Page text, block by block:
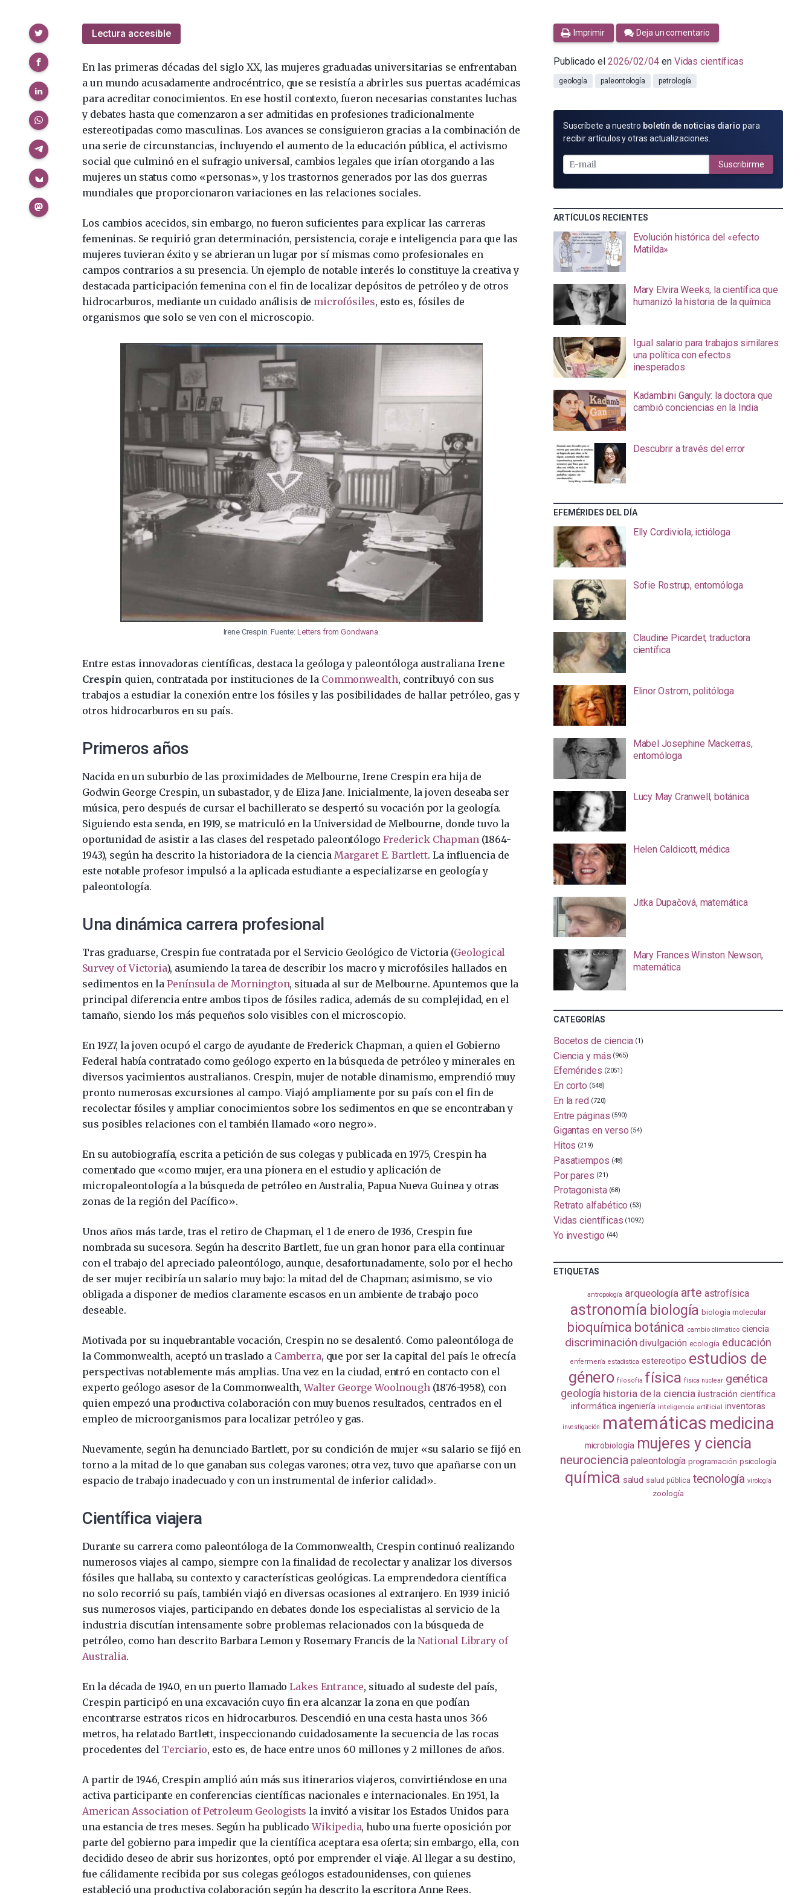
Lectura accesible
En las primeras décadas del siglo XX, las mujeres graduadas universitarias se enfrentaban
a un mundo acusadamente androcéntrico, que se resistía a abrirles sus puertas académicas
para acreditar conocimientos. En ese hostil contexto, fueron necesarias constantes luchas
y debates hasta que comenzaron a ser admitidas en profesiones tradicionalmente
estereotipadas como masculinas. Los avances se consiguieron gracias a la combinación de
una serie de circunstancias, incluyendo el aumento de la educación pública, el activismo
social que culminó en el sufragio universal, cambios legales que irían otorgando a las
mujeres un status como «personas», y los trastornos generados por las dos guerras
mundiales que proporcionaron variaciones en las relaciones sociales.
Los cambios acecidos, sin embargo, no fueron suficientes para explicar las carreras
femeninas. Se requirió gran determinación, persistencia, coraje e inteligencia para que las
mujeres tuvieran éxito y se abrieran un lugar por sí mismas como profesionales en
campos contrarios a su presencia. Un ejemplo de notable interés lo constituye la creativa y
destacada participación femenina con el fin de localizar depósitos de petróleo y de otros
hidrocarburos, mediante un cuidado análisis de microfósiles, esto es, fósiles de
organismos que solo se ven con el microscopio.
Irene Crespin. Fuente:Letters from Gondwana
Entre estas innovadoras científicas, destaca la geóloga y paleontóloga australiana Irene
Crespin quien, contratada por instituciones de la Commonwealth, contribuyó con sus
trabajos a estudiar la conexión entre los fósiles y las posibilidades de hallar petróleo, gas y
otros hidrocarburos en su país.
Primeros años
Nacida en un suburbio de las proximidades de Melbourne, Irene Crespin era hija de
Godwin George Crespin, un subastador, y de Eliza Jane. Inicialmente, la joven deseaba ser
música, pero después de cursar el bachillerato se despertó su vocación por la geología.
Siguiendo esta senda, en 1919, se matriculó en la Universidad de Melbourne, donde tuvo la
oportunidad de asistir a las clases del respetado paleontólogoFrederick Chapman (1864-
1943), según ha descrito la historiadora de la ciencia Margaret E. Bartlett. La influencia de
este notable profesor impulsó a la aplicada estudiante a especializarse en geología y
paleontología.
Una dinámica carrera profesional
Tras graduarse, Crespin fue contratada por el Servicio Geológico de Victoria (Geological
Survey of Victoria), asumiendo la tarea de describir los macro y microfósiles hallados en
sedimentos en laPenínsula de Mornington, situada al sur de Melbourne. Apuntemos que la
principal diferencia entre ambos tipos de fósiles radica, además de su complejidad, en el
tamaño, siendo los más pequeños solo visibles con el microscopio.
En 1927, la joven ocupó el cargo de ayudante de Frederick Chapman, a quien el Gobierno
Federal había contratado como geólogo experto en la búsqueda de petróleo y minerales en
diversos yacimientos australianos. Crespin, mujer de notable dinamismo, emprendió muy
pronto numerosas excursiones al campo. Viajó ampliamente por su país con el fin de
recolectar fósiles y ampliar conocimientos sobre los sedimentos en que se encontraban y
sus posibles relaciones con el también llamado «oro negro».
En su autobiografía, escrita a petición de sus colegas y publicada en 1975, Crespin ha
comentado que «como mujer, era una pionera en el estudio y aplicación de
micropaleontología a la búsqueda de petróleo en Australia, Papua Nueva Guinea y otras
zonas de la región del Pacífico».
Unos años más tarde, tras el retiro de Chapman, el 1 de enero de 1936, Crespin fue
nombrada su sucesora. Según ha descrito Bartlett, fue un gran honor para ella continuar
con el trabajo del apreciado paleontólogo, aunque, desafortunadamente, solo por el hecho
de ser mujer recibiría un salario muy bajo: la mitad del de Chapman; asimismo, se vio
obligada a disponer de medios claramente escasos en un ambiente de trabajo poco
deseable.
Motivada por su inquebrantable vocación, Crespin no se desalentó. Como paleontóloga de
la Commonwealth, aceptó un traslado a Camberra, que por ser la capital del país le ofrecía
perspectivas notablemente más amplias. Una vez en la ciudad, entró en contacto con el
experto geólogo asesor de la Commonwealth,Walter George Woolnough (1876-1958), con
quien empezó una productiva colaboración con muy buenos resultados, centrados en el
empleo de microorganismos para localizar petróleo y gas.
Nuevamente, según ha denunciado Bartlett, por su condición de mujer «su salario se fijó en
torno a la mitad de lo que ganaban sus colegas varones; otra vez, tuvo que apañarse con un
espacio de trabajo inadecuado y con un instrumental de inferior calidad».
Científica viajera
Durante su carrera como paleontóloga de la Commonwealth, Crespin continuó realizando
numerosos viajes al campo, siempre con la finalidad de recolectar y analizar los diversos
fósiles que hallaba, su contexto y características geológicas. La emprendedora científica
no solo recorrió su país, también viajó en diversas ocasiones al extranjero. En 1939 inició
sus numerosos viajes, participando en debates donde los especialistas al servicio de la
industria discutían intensamente sobre problemas relacionados con la búsqueda de
petróleo, como han descrito Barbara Lemon y Rosemary Francis de laNational Library of
Australia.
En la década de 1940, en un puerto llamadoLakes Entrance, situado al sudeste del país,
Crespin participó en una excavación cuyo fin era alcanzar la zona en que podían
encontrarse estratos ricos en hidrocarburos. Descendió en una cesta hasta unos 366
metros, ha relatado Bartlett, inspeccionando cuidadosamente la secuencia de las rocas
procedentes del Terciario, esto es, de hace entre unos 60 millones y 2 millones de años.
A partir de 1946, Crespin amplió aún más sus itinerarios viajeros, convirtiéndose en una
activa participante en conferencias científicas nacionales e internacionales. En 1951, la
American Association of Petroleum Geologists la invitó a visitar los Estados Unidos para
una estancia de tres meses. Según ha publicadoWikipedia, hubo una fuerte oposición por
parte del gobierno para impedir que la científica aceptara esa oferta; sin embargo, ella, con
decidido deseo de abrir sus horizontes, optó por emprender el viaje. Al llegar a su destino,
fue cálidamente recibida por sus colegas geólogos estadounidenses, con quienes
estableció una productiva colaboración según ha descrito la escritora Anne Rees.
Compartir Imprimir Deja un comentario
Publicado el 2026/02/04 en Vidas científicas
geología paleontología petrología
SUSCRÍBETE
POR
MAIL
Suscríbete a nuestro boletín de noticias diario para
recibir artículos y otras actualizaciones.
Suscribirme
ARTÍCULOS RECIENTES
Evolución histórica del «efecto
Matilda»
Mary Elvira Weeks, la científica que
humanizó la historia de la química
Igual salario para trabajos similares:
una política con efectos
inesperados
Kadambini Ganguly: la doctora que
cambió conciencias en la India
Descubrir a través del error
EFEMÉRIDES DEL DÍA
Elly Cordiviola, ictióloga
Sofie Rostrup, entomóloga
Claudine Picardet, traductora
científica
Elinor Ostrom, politóloga
Mabel Josephine Mackerras,
entomóloga
Lucy May Cranwell, botánica
Helen Caldicott, médica
Jitka Dupačová, matemática
Mary Frances Winston Newson,
matemática
CATEGORÍAS
Bocetos de ciencia (1)
Ciencia y más (965)
Efemérides (2051)
En corto (548)
En la red (720)
Entre páginas (590)
Gigantas en verso (54)
Hitos (219)
Pasatiempos (48)
Por pares (21)
Protagonista (68)
Retrato alfabético (53)
Vidas científicas (1092)
Yo investigo (44)
ETIQUETAS
antropología arqueología arte astrofísica
astronomía biología biología molecular
bioquímica botánica cambio climático ciencia
discriminación divulgación ecología educación
enfermería estadistica estereotipo estudios de
género filosofía física física nuclear genética
geología historia de la ciencia ilustración científica
informática ingeniería inteligencia artificial inventoras
investigación matemáticas medicina
microbiología mujeres y ciencia
neurociencia paleontología programación psicología
química salud salud pública tecnología virología
zoología